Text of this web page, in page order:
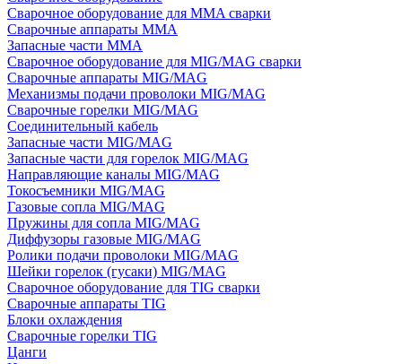
Сварочное оборудование для MMA сварки
Сварочные аппараты MMA
Запасные части MMA
Сварочное оборудование для MIG/MAG сварки
Сварочные аппараты MIG/MAG
Механизмы подачи проволоки MIG/MAG
Сварочные горелки MIG/MAG
Соединительный кабель
Запасные части MIG/MAG
Запасные части для горелок MIG/MAG
Направляющие каналы MIG/MAG
Токосъемники MIG/MAG
Газовые сопла MIG/MAG
Пружины для сопла MIG/MAG
Диффузоры газовые MIG/MAG
Ролики подачи проволоки MIG/MAG
Шейки горелок (гусаки) MIG/MAG
Сварочное оборудование для TIG сварки
Сварочные аппараты TIG
Блоки охлаждения
Сварочные горелки TIG
Цанги